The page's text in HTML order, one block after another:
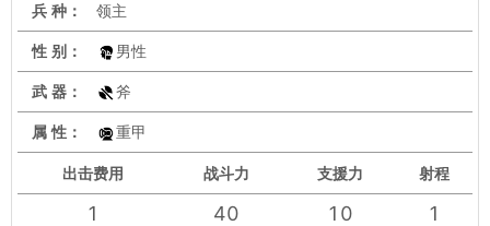
兵 种： 领主
性 别： 男性
武 器： 斧
属 性： 重甲
出击费用 战斗力 支援力 射程
1 40 10 1